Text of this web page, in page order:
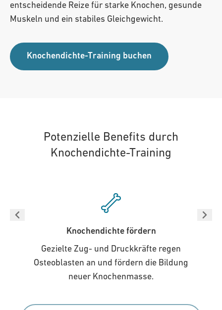
entscheidende Reize für starke Knochen, gesunde
Muskeln und ein stabiles Gleichgewicht.
Knochendichte-Training buchen
Potenzielle Benefits durch
Knochendichte-Training
Knochendichte fördern
Gezielte Zug- und Druckkräfte regen
Osteoblasten an und fördern die Bildung
neuer Knochenmasse.